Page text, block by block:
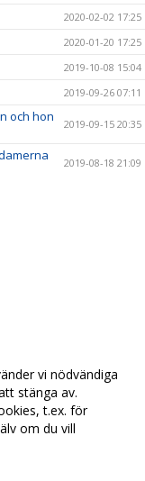
2020-02-02 17:25
2020-01-20 17:25
2019-10-08 15:04
2019-09-26 07:11
och hon
2019-09-15 20:35
2019-08-18 21:09
vi nödvändiga
stänga av.
t.ex. för
om du vill